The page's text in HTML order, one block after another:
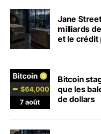
Jane
milliards
et le crédit
Bitcoin
que les
de dollars